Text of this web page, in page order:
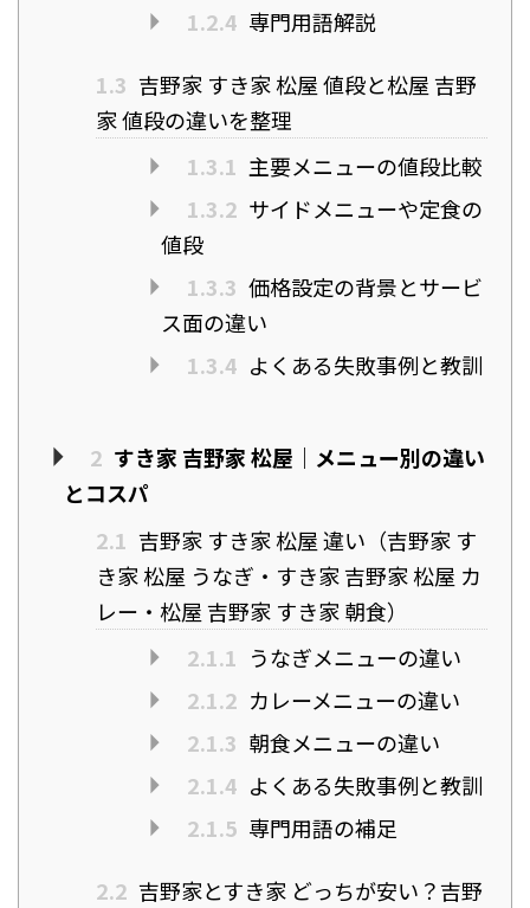
1.2.4 専門用語解説
1.3 吉野家 すき家 松屋 値段と松屋 吉野
家 値段の違いを整理
1.3.1 主要メニューの値段比較
1.3.2 サイドメニューや定食の
値段
1.3.3 価格設定の背景とサービ
ス面の違い
1.3.4 よくある失敗事例と教訓
2 すき家 吉野家 松屋｜メニュー別の違い
とコスパ
2.1 吉野家 すき家 松屋 違い（吉野家 す
き家 松屋 うなぎ・すき家 吉野家 松屋 カ
レー・松屋 吉野家 すき家 朝食）
2.1.1 うなぎメニューの違い
2.1.2 カレーメニューの違い
2.1.3 朝食メニューの違い
2.1.4 よくある失敗事例と教訓
2.1.5 専門用語の補足
2.2 吉野家とすき家 どっちが安い？吉野